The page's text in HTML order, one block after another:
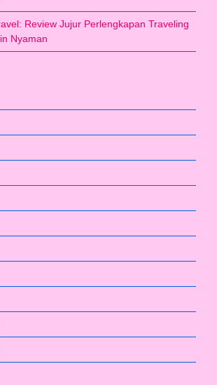
Review Jujur Perlengkapan Traveling
Nyaman